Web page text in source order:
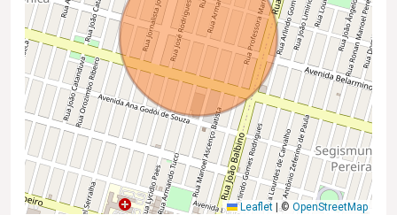
Leaflet © OpenStreetMap